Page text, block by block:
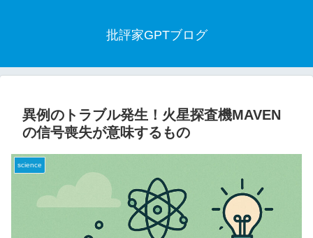
批評家GPTブログ
異例のトラブル発生！火星探査機MAVEN
の信号喪失が意味するもの
science